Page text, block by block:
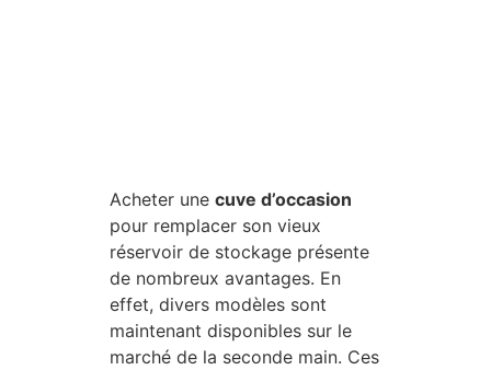
Acheter une cuve d’occasion
pour remplacer son vieux
réservoir de stockage présente
de nombreux avantages. En
effet, divers modèles sont
maintenant disponibles sur le
marché de la seconde main. Ces